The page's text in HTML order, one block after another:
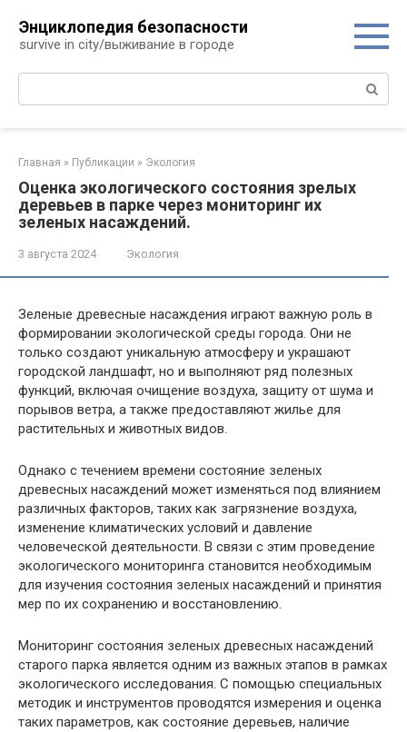
контенту
Энциклопедия безопасности
survive in city/выживание в городе
Поиск:
Главная » Публикации » Экология
Оценка экологического состояния зрелых
деревьев в парке через мониторинг их
зеленых насаждений.
3 августа 2024 Экология
Зеленые древесные насаждения играют важную роль в
формировании экологической среды города. Они не
только создают уникальную атмосферу и украшают
городской ландшафт, но и выполняют ряд полезных
функций, включая очищение воздуха, защиту от шума и
порывов ветра, а также предоставляют жилье для
растительных и животных видов.
Однако с течением времени состояние зеленых
древесных насаждений может изменяться под влиянием
различных факторов, таких как загрязнение воздуха,
изменение климатических условий и давление
человеческой деятельности. В связи с этим проведение
экологического мониторинга становится необходимым
для изучения состояния зеленых насаждений и принятия
мер по их сохранению и восстановлению.
Мониторинг состояния зеленых древесных насаждений
старого парка является одним из важных этапов в рамках
экологического исследования. С помощью специальных
методик и инструментов проводятся измерения и оценка
таких параметров, как состояние деревьев, наличие